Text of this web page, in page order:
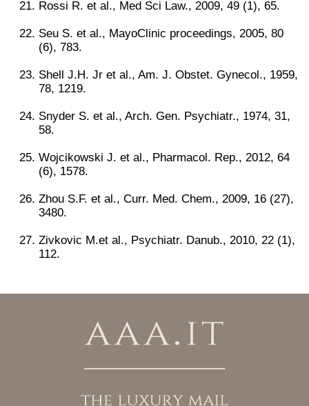
Rossi R. et al., Med Sci Law., 2009, 49 (1), 65.
Seu S. et al., MayoClinic proceedings, 2005, 80
(6), 783.
Shell J.H. Jr et al., Am. J. Obstet. Gynecol., 1959,
78, 1219.
Snyder S. et al., Arch. Gen. Psychiatr., 1974, 31,
58.
Wojcikowski J. et al., Pharmacol. Rep., 2012, 64
(6), 1578.
Zhou S.F. et al., Curr. Med. Chem., 2009, 16 (27),
3480.
Zivkovic M.et al., Psychiatr. Danub., 2010, 22 (1),
112.